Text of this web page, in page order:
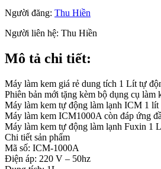
Người đăng: Thu Hiền
Người liên hệ: Thu Hiền
Mô tả chi tiết:
Máy làm kem giá rẻ dung tích 1 Lít tự
Phiên bản mới tặng kèm bộ dụng cụ
Máy làm kem tự động làm lạnh ICM 1 lít
Máy làm kem ICM1000A còn đáp ứng
Máy làm kem tự động làm lạnh Fuxin 1
Chi tiết sản phẩm
Mã số: ICM-1000A
Điện áp: 220 V – 50hz